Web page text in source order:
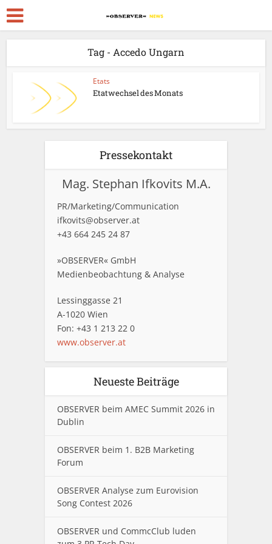
Tag - Accedo Ungarn
Etats
Etatwechsel des Monats
Pressekontakt
Mag. Stephan Ifkovits M.A.
PR/Marketing/Communication
ifkovits@observer.at
+43 664 245 24 87
»OBSERVER« GmbH
Medienbeobachtung & Analyse
Lessinggasse 21
A-1020 Wien
Fon: +43 1 213 22 0
www.observer.at
Neueste Beiträge
OBSERVER beim AMEC Summit 2026 in
Dublin
OBSERVER beim 1. B2B Marketing
Forum
OBSERVER Analyse zum Eurovision
Song Contest 2026
OBSERVER und CommcClub luden